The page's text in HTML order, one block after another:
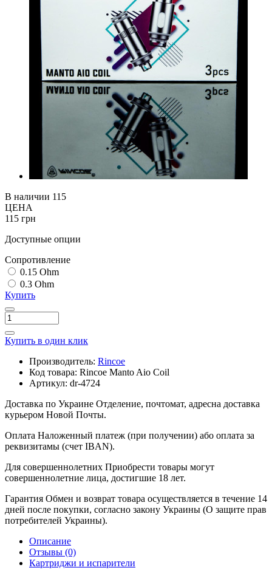
В наличии 115
ЦЕНА
115 грн
Доступные опции
Cопротивление
0.15 Ohm
0.3 Ohm
Купить
Купить в один клик
Производитель: Rincoe
Код товара: Rincoe Manto Aio Coil
Артикул: dr-4724
Доставка по Украине Отделение, почтомат, адресна доставка
курьером Новой Почты.
Оплата Наложенный платеж (при получении) або оплата за
реквизитамы (счет IBAN).
Для совершеннолетних Приобрести товары могут
совершеннолетние лица, достигшие 18 лет.
Гарантия Обмен и возврат товара осуществляется в течение 14
дней после покупки, согласно закону Украины (О защите прав
потребителей Украины).
Описание
Отзывы (0)
Картриджи и испарители